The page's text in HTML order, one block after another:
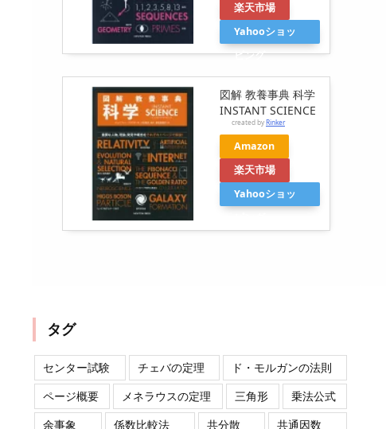
楽天市場
Yahooショッ
ピング
図解 教養事典 科学
INSTANT SCIENCE
created by Rinker
Amazon
楽天市場
Yahooショッ
タグ
センター試験 チェバの定理
ド・モルガンの法則
ページ概要
メネラウスの定理 三角形
乗法公式
余事象
係数比較法 共分散 共通因数